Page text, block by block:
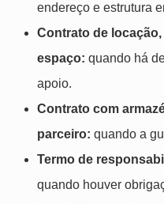
endereço e estrutura
Contrato de
espaço: quando há
apoio.
Contrato com
parceiro: quando a
Termo de
quando houver